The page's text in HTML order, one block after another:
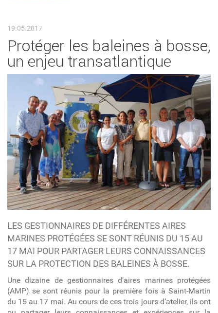
19.05.2017
Protéger les baleines à bosse,
un enjeu transatlantique
LES GESTIONNAIRES DE DIFFÉRENTES AIRES
MARINES PROTÉGÉES SE SONT RÉUNIS DU 15 AU
17 MAI POUR PARTAGER LEURS CONNAISSANCES
SUR LA PROTECTION DES BALEINES À BOSSE.
Une dizaine de gestionnaires d’aires marines protégées
(AMP) se sont réunis pour la première fois à Saint-Martin
du 15 au 17 mai. Au cours de ces trois jours d’atelier, ils ont